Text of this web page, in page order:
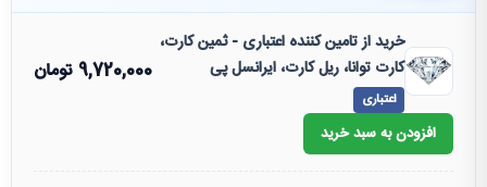
خرید از تامین کننده اعتباری - ثمین کارت،
کارت توانا، ریل کارت، ایرانسل پی
اعتباری
9,720,000 تومان
افزودن به سبد خرید